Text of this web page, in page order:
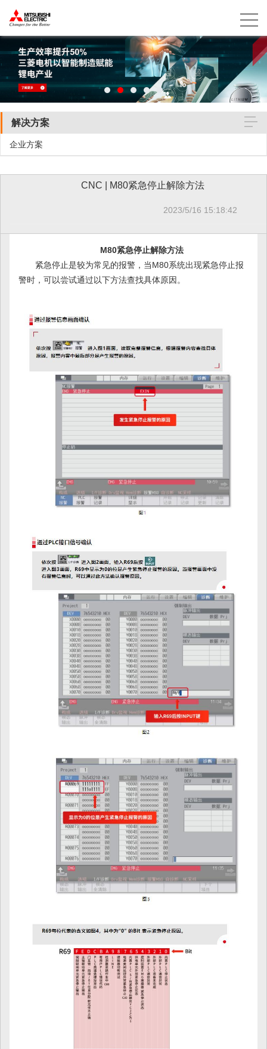
解决方案
企业方案
CNC | M80紧急停止解除方法
2023/5/16 15:18:42
M80紧急停止解除方法
紧急停止是较为常见的报警，当M80系统出现紧急停止报
警时，可以尝试通过以下方法查找具体原因。